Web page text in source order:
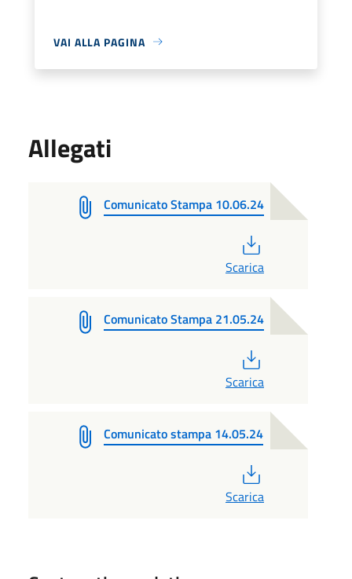
VAI ALLA PAGINA
Allegati
Comunicato Stampa 10.06.24
Scarica
Comunicato Stampa 21.05.24
Scarica
Comunicato stampa 14.05.24
Scarica